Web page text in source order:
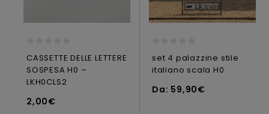
out
of
5
CASSETTE DELLE LETTERE
SOSPESA H0 –
LKH0CLS2
2,00€
out
of
set 4 palazzine stile
italiano scala H0
Da: 59,90€
SELECT OPTIONS